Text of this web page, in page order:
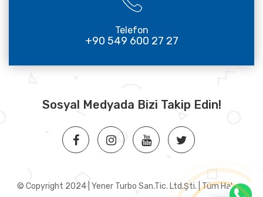
Telefon
+90 549 600 27 27
Sosyal Medyada Bizi Takip Edin!
© Copyright 2024 | Yener Turbo San.Tic. Ltd.Şti. | Tüm Hakları